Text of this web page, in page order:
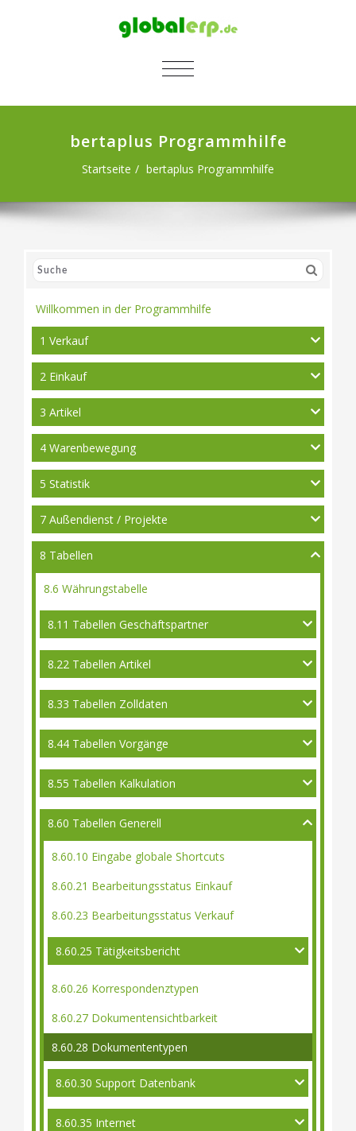
SCHALTE NAVIGATION
bertaplus Programmhilfe
Startseite bertaplus Programmhilfe
Willkommen in der Programmhilfe
1 Verkauf
2 Einkauf
3 Artikel
4 Warenbewegung
5 Statistik
7 Außendienst / Projekte
8 Tabellen
8.6 Währungstabelle
8.11 Tabellen Geschäftspartner
8.22 Tabellen Artikel
8.33 Tabellen Zolldaten
8.44 Tabellen Vorgänge
8.55 Tabellen Kalkulation
8.60 Tabellen Generell
8.60.10 Eingabe globale Shortcuts
8.60.21 Bearbeitungsstatus Einkauf
8.60.23 Bearbeitungsstatus Verkauf
8.60.25 Tätigkeitsbericht
8.60.26 Korrespondenztypen
8.60.27 Dokumentensichtbarkeit
8.60.28 Dokumententypen
8.60.30 Support Datenbank
8.60.35 Internet